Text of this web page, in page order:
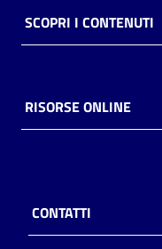
SCOPRI I CONTENUTI
RISORSE ONLINE
CONTATTI